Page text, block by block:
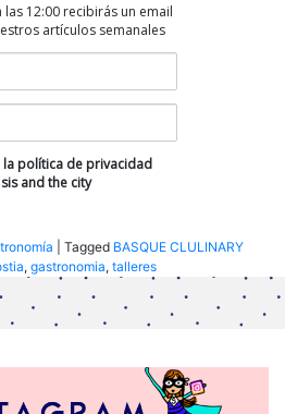
las 12:00 recibirás un email
artículos semanales
política de privacidad
sis and the city
Tagged BASQUE CLULINARY
, gastronomia, talleres